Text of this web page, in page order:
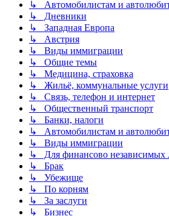
↳ Автомобилистам и
↳ Дневники
↳ Западная Европа
↳ Австрия
↳ Виды иммиграции
↳ Общие темы
↳ Медицина, страховка
↳ Жильё, коммунальные услуги
↳ Связь, телефон и интернет
↳ Общественный транспорт
↳ Банки, налоги
↳ Автомобилистам и
↳ Виды иммиграции
↳ Для финансово независимых
↳ Брак
↳ Убежище
↳ По корням
↳ За заслуги
↳ Бизнес